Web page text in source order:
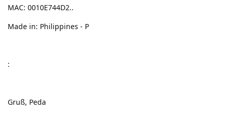
MAC: 0010E744D2..
Made in: Philippines - P
:
Gruß, Peda